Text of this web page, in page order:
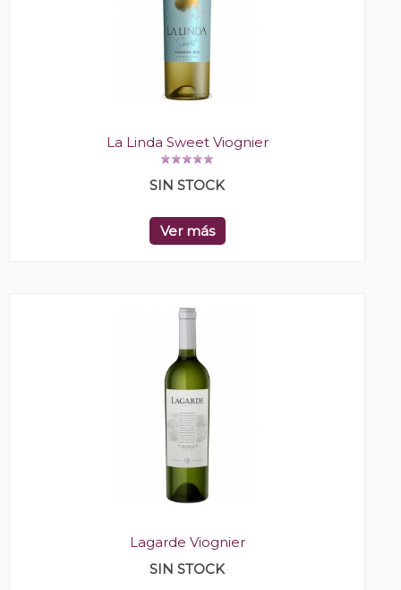
La Linda Sweet Viognier
SIN STOCK
Ver más
Lagarde Viognier
SIN STOCK